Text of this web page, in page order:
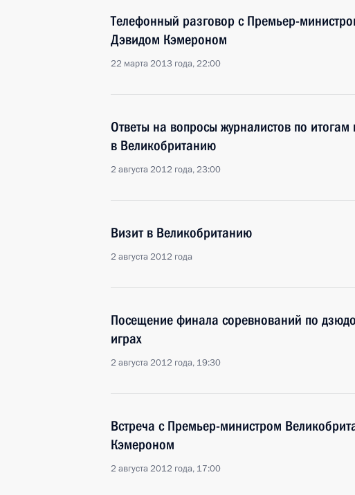
Телефонный разговор с Премьер-
Дэвидом Кэмероном
22 марта 2013 года, 22:00
Ответы на вопросы журналистов по итогам
в Великобританию
2 августа 2012 года, 23:00
Визит в Великобританию
2 августа 2012 года
Посещение финала соревнований по
играх
2 августа 2012 года, 19:30
Встреча с Премьер-министром
Кэмероном
2 августа 2012 года, 17:00